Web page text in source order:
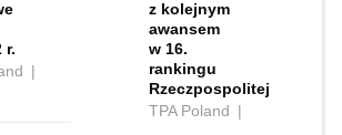
r.
|
z kolejnym
awansem
w 16.
rankingu
Rzeczpospolitej
TPA Poland |